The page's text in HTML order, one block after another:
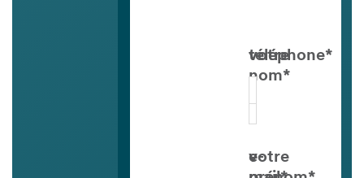
votre
nom*
téléphone*
votre
e-